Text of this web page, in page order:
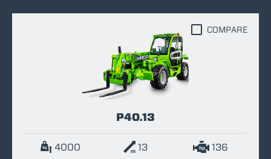
P40.13
4000 13 136
COMPARE